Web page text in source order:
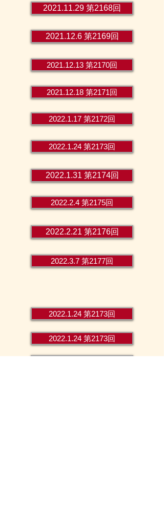
2021.11.29 第2168回
2021.12.6 第2169回
2021.12.13 第2170回
2021.12.18 第2171回
2022.1.17 第2172回
2022.1.24 第2173回
2022.1.31 第2174回
2022.2.4 第2175回
2022.2.21 第2176回
2022.3.7 第2177回
2022.1.24 第2173回
2022.1.24 第2173回